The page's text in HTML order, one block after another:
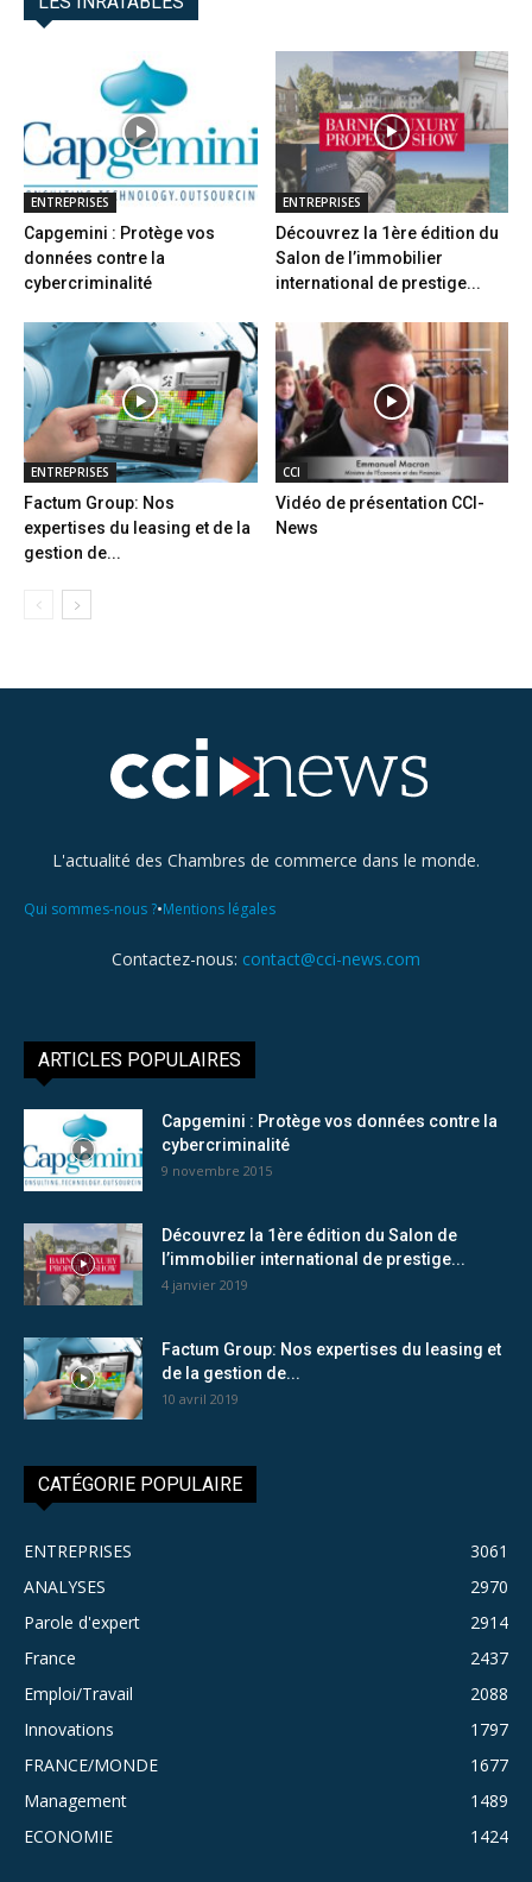
ENTREPRISES
Capgemini : Protège vos
données contre la
cybercriminalité
ENTREPRISES
Découvrez la 1ère édition du
Salon de l’immobilier
international de prestige...
ENTREPRISES
Factum Group: Nos
expertises du leasing et de la
gestion de...
CCI
Vidéo de présentation CCI-
News
L'actualité des Chambres de commerce dans le monde.
Qui sommes-nous ?•Mentions légales
Contactez-nous: contact@cci-news.com
ARTICLES POPULAIRES
Capgemini : Protège vos données contre la
cybercriminalité
9 novembre 2015
Découvrez la 1ère édition du Salon de
l’immobilier international de prestige...
4 janvier 2019
Factum Group: Nos expertises du leasing et
de la gestion de...
10 avril 2019
CATÉGORIE POPULAIRE
ENTREPRISES
3061
ANALYSES
2970
Parole d'expert
2914
France
2437
Emploi/Travail
2088
Innovations
1797
FRANCE/MONDE
1677
Management
1489
ECONOMIE
1424